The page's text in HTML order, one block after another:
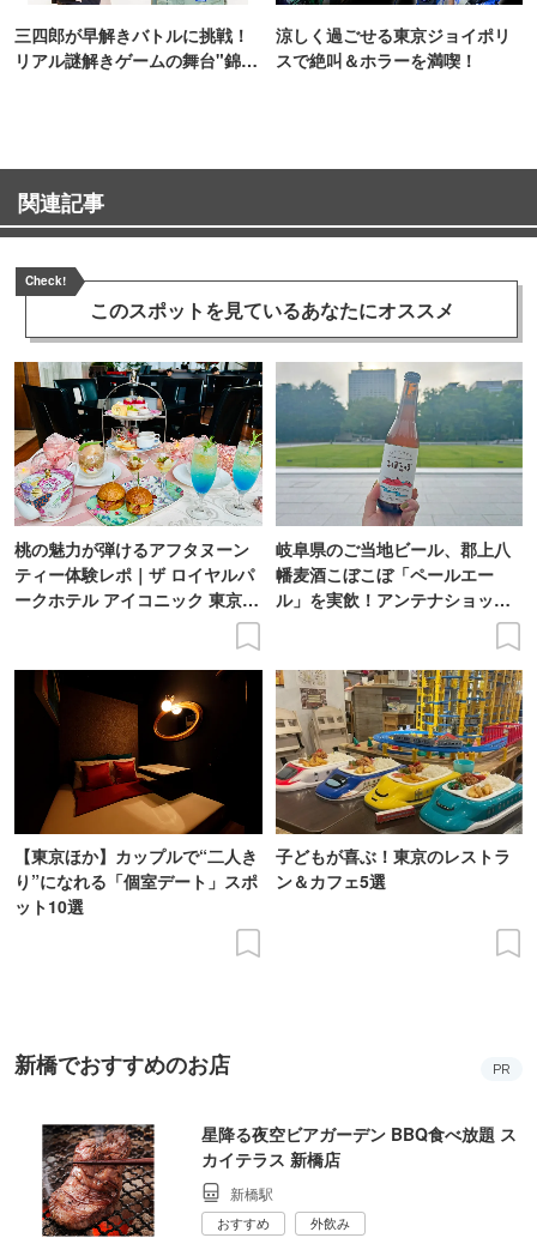
三四郎が早解きバトルに挑戦！
リアル謎解きゲームの舞台"錦糸
涼しく過ごせる東京ジョイポリ
スで絶叫＆ホラーを満喫！
関連記事
Check!
このスポットを見ているあなたにオススメ
桃の魅力が弾けるアフタヌーン
ティー体験レポ｜ザ ロイヤルパ
ークホテル アイコニック 東京汐
岐阜県のご当地ビール、郡上八
幡麦酒こぼこぼ「ペールエー
ル」を実飲！アンテナショップ
【東京ほか】カップルで“二人き
り”になれる「個室デート」スポ
ット10選
子どもが喜ぶ！東京のレストラ
ン＆カフェ5選
新橋でおすすめのお店 PR
星降る夜空ビアガーデン BBQ食べ放題 ス
カイテラス 新橋店
新橋駅
おすすめ 外飲み